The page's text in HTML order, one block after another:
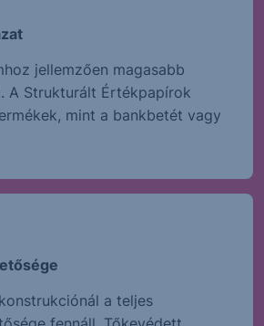
jellemzően magasabb
A Strukturált Értékpapírok
mint a bankbetét vagy
a teljes